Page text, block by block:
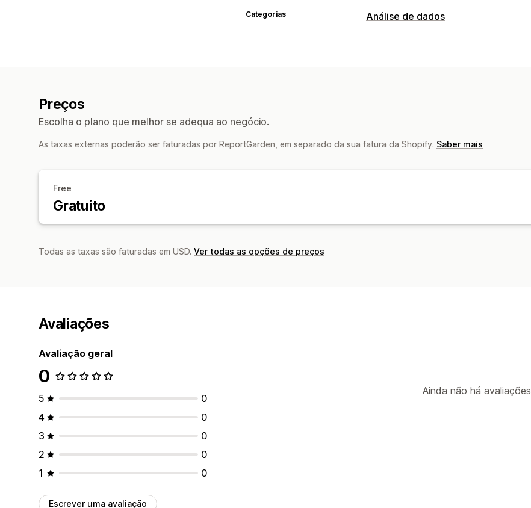
Categorias Análise de dados
Preços
Escolha o plano que melhor se adequa ao negócio.
As taxas externas poderão ser faturadas por ReportGarden, em separado da sua fatura da Shopify. Saber mais
Free
Gratuito
Todas as taxas são faturadas em USD. Ver todas as opções de preços
Avaliações
Avaliação geral
0
5
0
4
0
3
0
2
0
1
0
Escrever uma avaliação
Ainda não há avaliações